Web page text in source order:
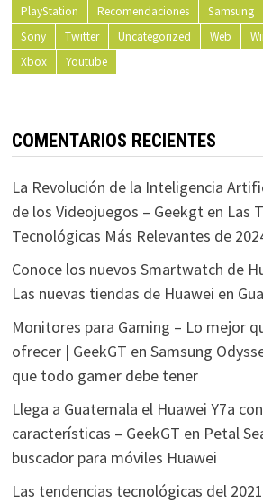
PlayStation
Recomendaciones Samsung
Sony
Twitter Uncategorized Web
Xbox
Youtube
COMENTARIOS RECIENTES
La Revolución de la Inteligencia
de los Videojuegos – Geekgten Las
Tecnológicas Más Relevantes de
Conoce los nuevos Smartwatch de
Las nuevas tiendas de Huawei en
Monitores para Gaming – Lo mejor
ofrecer | GeekGT en Samsung
que todo gamer debe tener
Llega a Guatemala el Huawei Y7a
características – GeekGT en Petal
buscador para móviles Huawei
Las tendencias tecnológicas del